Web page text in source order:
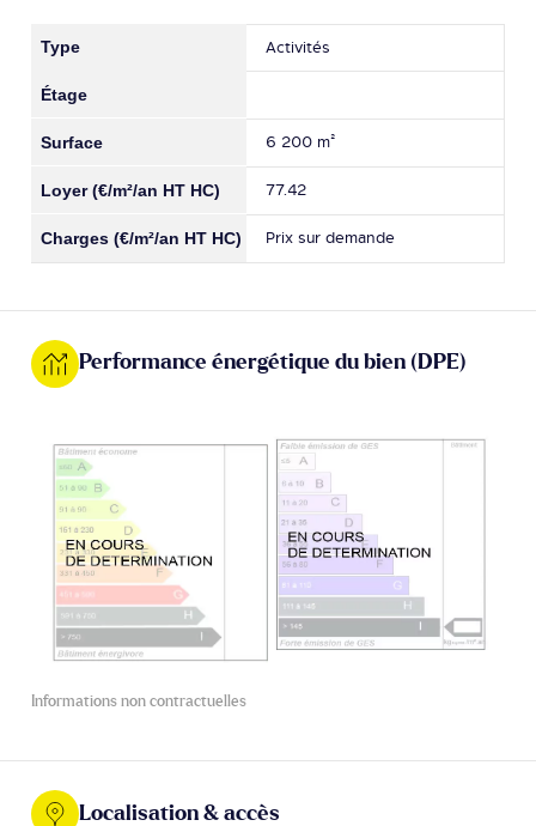
Activités
6 200 m²
77.42
Prix sur demande
Performance énergétique du bien (DPE)
Informations non contractuelles
Localisation & accès